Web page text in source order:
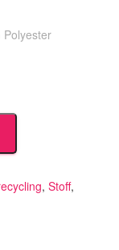
Polyester
, Stoff,